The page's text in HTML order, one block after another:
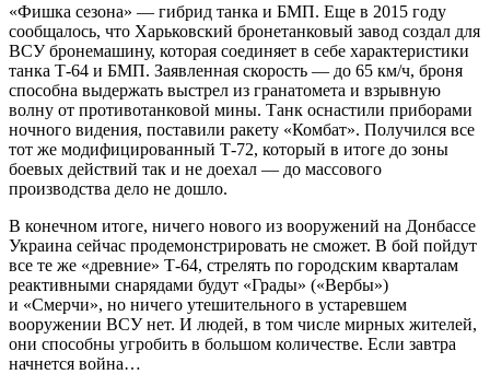
«Фишка сезона» — гибрид танка и БМП. Еще в 2015 году
сообщалось, что Харьковский бронетанковый завод создал для
ВСУ бронемашину, которая соединяет в себе характеристики
танка Т-64 и БМП. Заявленная скорость — до 65 км/ч, броня
способна выдержать выстрел из гранатомета и взрывную
волну от противотанковой мины. Танк оснастили приборами
ночного видения, поставили ракету «Комбат». Получился все
тот же модифицированный Т-72, который в итоге до зоны
боевых действий так и не доехал — до массового
производства дело не дошло.
В конечном итоге, ничего нового из вооружений на Донбассе
Украина сейчас продемонстрировать не сможет. В бой пойдут
все те же «древние» Т-64, стрелять по городским кварталам
реактивными снарядами будут «Грады» («Вербы»)
и «Смерчи», но ничего утешительного в устаревшем
вооружении ВСУ нет. И людей, в том числе мирных жителей,
они способны угробить в большом количестве. Если завтра
начнется война…